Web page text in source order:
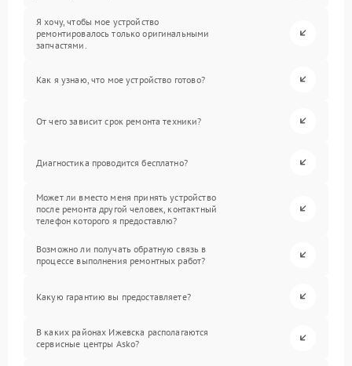
Я хочу, чтобы мое устройство
ремонтировалось только оригинальными
запчастями.
Как я узнаю, что мое устройство готово?
От чего зависит срок ремонта техники?
Диагностика проводится бесплатно?
Может ли вместо меня принять устройство
после ремонта другой человек, контактный
телефон которого я предоставлю?
Возможно ли получать обратную связь в
процессе выполнения ремонтных работ?
Какую гарантию вы предоставляете?
В каких районах Ижевска располагаются
сервисные центры Asko?